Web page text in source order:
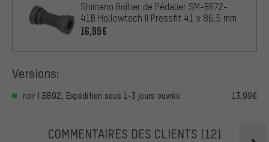
Shimano Boîtier de Pédalier SM-BB72-
41B Hollowtech II Pressfit 41 x 86,5 mm
16,99€
Versions:
noir | BB92, Expédition sous 1-3 jours ouvrés 13,99€
COMMENTAIRES DES CLIENTS (12)